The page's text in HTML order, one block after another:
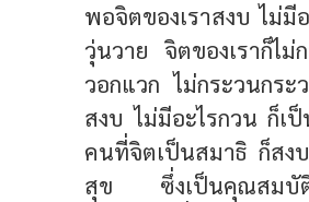
พอจิตของเราสงบ ไม่มี
วุ่นวาย จิตของเราก็ไม่
วอกแวก ไม่กระวนกร
สงบ ไม่มีอะไรกวน ก็เ
คนที่จิตเป็นสมาธิ ก็สง
สุข ซึ่งเป็นคุณสมบัติ